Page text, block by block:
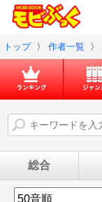
トップ 〉 作者一覧 〉
総合